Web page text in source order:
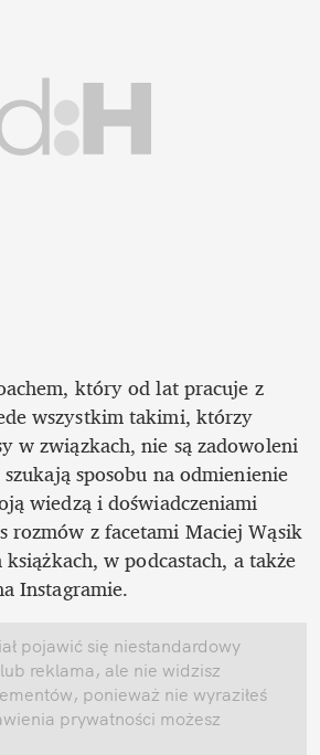
który od lat pracuje z
wszystkim takimi, którzy
w związkach, nie są zadowoleni
sposobu na odmienienie
wiedzą i doświadczeniami
rozmów z facetami Maciej Wąsik
w podcastach, a także
Instagramie.
pojawić się niestandardowy
reklama, ale nie widzisz
ponieważ nie wyraziłeś
prywatności możesz